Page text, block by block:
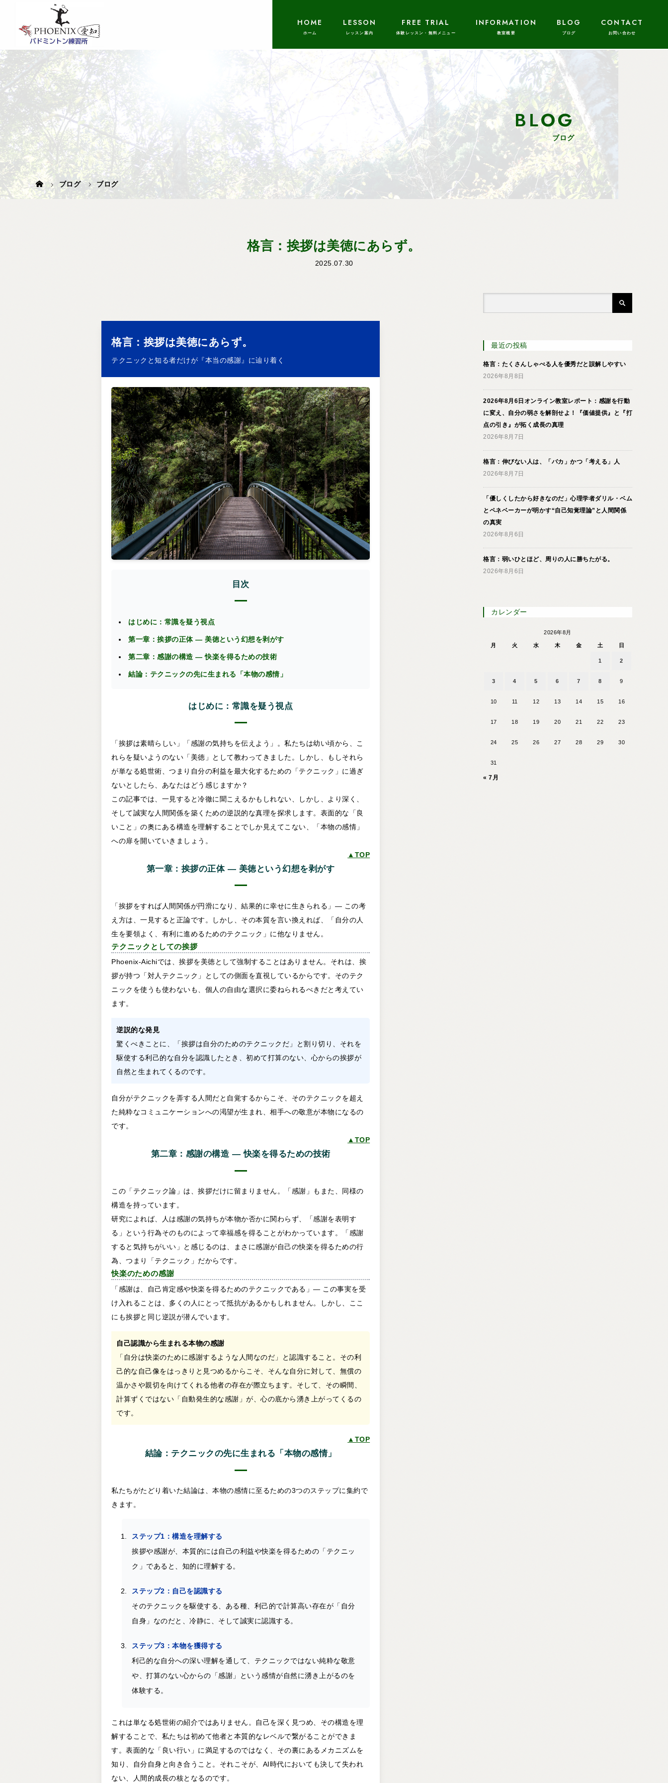
HOME LESSON FREE TRIAL INFORMATION BLOG CONTACT
BLOG
ブログ
ブログ ブログ
格言：挨拶は美徳にあらず。
2025.07.30
格言：挨拶は美徳にあらず。
テクニックと知る者だけが『本当の感謝』に辿り着く
目次
はじめに：常識を疑う視点
第一章：挨拶の正体 ― 美徳という幻想を剥がす
第二章：感謝の構造 ― 快楽を得るための技術
結論：テクニックの先に生まれる「本物の感情」
はじめに：常識を疑う視点
「挨拶は素晴らしい」「感謝の気持ちを伝えよう」。私たちは幼い頃から、こ
れらを疑いようのない「美徳」として教わってきました。しかし、もしそれら
が単なる処世術、つまり自分の利益を最大化するための「テクニック」に過ぎ
ないとしたら、あなたはどう感じますか？
この記事では、一見すると冷徹に聞こえるかもしれない、しかし、より深く、
そして誠実な人間関係を築くための逆説的な真理を探求します。表面的な「良
いこと」の奥にある構造を理解することでしか見えてこない、「本物の感情」
への扉を開いていきましょう。
▲TOP
第一章：挨拶の正体 ― 美徳という幻想を剥がす
「挨拶をすれば人間関係が円滑になり、結果的に幸せに生きられる」― この考
え方は、一見すると正論です。しかし、その本質を言い換えれば、「自分の人
生を要領よく、有利に進めるためのテクニック」に他なりません。
テクニックとしての挨拶
Phoenix-Aichiでは、挨拶を美徳として強制することはありません。それは、挨
拶が持つ「対人テクニック」としての側面を直視しているからです。そのテク
ニックを使うも使わないも、個人の自由な選択に委ねられるべきだと考えてい
ます。
逆説的な発見
驚くべきことに、「挨拶は自分のためのテクニックだ」と割り切り、それを
駆使する利己的な自分を認識したとき、初めて打算のない、心からの挨拶が
自然と生まれてくるのです。
自分がテクニックを弄する人間だと自覚するからこそ、そのテクニックを超え
た純粋なコミュニケーションへの渇望が生まれ、相手への敬意が本物になるの
です。
▲TOP
第二章：感謝の構造 ― 快楽を得るための技術
この「テクニック論」は、挨拶だけに留まりません。「感謝」もまた、同様の
構造を持っています。
研究によれば、人は感謝の気持ちが本物か否かに関わらず、「感謝を表明す
る」という行為そのものによって幸福感を得ることがわかっています。「感謝
すると気持ちがいい」と感じるのは、まさに感謝が自己の快楽を得るための行
為、つまり「テクニック」だからです。
快楽のための感謝
「感謝は、自己肯定感や快楽を得るためのテクニックである」― この事実を受
け入れることは、多くの人にとって抵抗があるかもしれません。しかし、ここ
にも挨拶と同じ逆説が潜んでいます。
自己認識から生まれる本物の感謝
「自分は快楽のために感謝するような人間なのだ」と認識すること。その利
己的な自己像をはっきりと見つめるからこそ、そんな自分に対して、無償の
温かさや親切を向けてくれる他者の存在が際立ちます。そして、その瞬間、
計算ずくではない「自動発生的な感謝」が、心の底から湧き上がってくるの
です。
▲TOP
結論：テクニックの先に生まれる「本物の感情」
私たちがたどり着いた結論は、本物の感情に至るための3つのステップに集約で
きます。
ステップ1：構造を理解する
挨拶や感謝が、本質的には自己の利益や快楽を得るための「テクニッ
ク」であると、知的に理解する。
ステップ2：自己を認識する
そのテクニックを駆使する、ある種、利己的で計算高い存在が「自分
自身」なのだと、冷静に、そして誠実に認識する。
ステップ3：本物を獲得する
利己的な自分への深い理解を通して、テクニックではない純粋な敬意
や、打算のない心からの「感謝」という感情が自然に湧き上がるのを
体験する。
これは単なる処世術の紹介ではありません。自己を深く見つめ、その構造を理
解することで、私たちは初めて他者と本質的なレベルで繋がることができま
す。表面的な「良い行い」に満足するのではなく、その裏にあるメカニズムを
知り、自分自身と向き合うこと。それこそが、AI時代においても決して失われ
ない、人間的成長の核となるのです。
最近の投稿
格言：たくさんしゃべる人を優秀だと誤解しやすい
2026年8月8日
2026年8月6日オンライン教室レポート：感謝を行動
に変え、自分の弱さを解剖せよ！『価値提供』と『打
点の引き』が拓く成長の真理
2026年8月7日
格言：伸びない人は、「バカ」かつ「考える」人
2026年8月7日
「優しくしたから好きなのだ」心理学者ダリル・ベム
とペネベーカーが明かす“自己知覚理論”と人間関係
の真実
2026年8月6日
格言：弱いひとほど、周りの人に勝ちたがる。
2026年8月6日
カレンダー
2026年8月
月 火 水 木 金 土 日
1 2
3 4 5 6 7 8 9
10 11 12 13 14 15 16
17 18 19 20 21 22 23
24 25 26 27 28 29 30
31
« 7月